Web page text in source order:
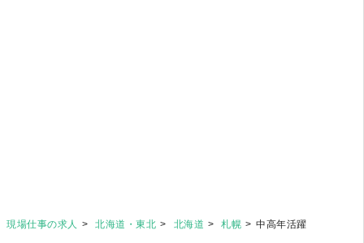
現場仕事の求人 北海道・東北 北海道 札幌 中高年活躍